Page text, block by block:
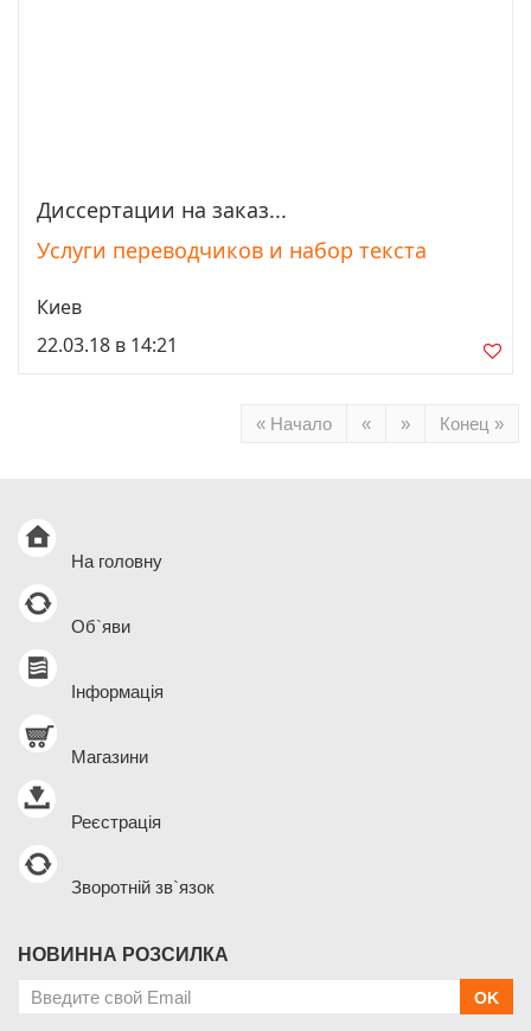
Просмотреть
Диссертации на заказ...
Услуги переводчиков и набор текста
Киев
22.03.18 в 14:21
« Начало « » Конец »
На головну
Об`яви
Інформація
Магазини
Реєстрація
Зворотній зв`язок
НОВИННА РОЗСИЛКА
OK